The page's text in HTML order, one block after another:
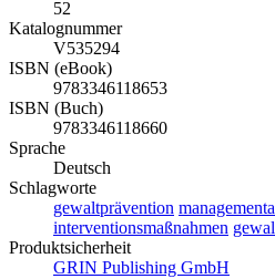
52
Katalognummer
V535294
ISBN (eBook)
9783346118653
ISBN (Buch)
9783346118660
Sprache
Deutsch
Schlagworte
gewaltprävention
interventionsmaßnahmen
Produktsicherheit
GRIN Publishing GmbH